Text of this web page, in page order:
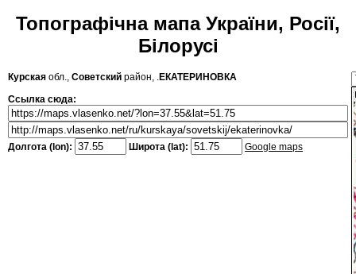
Топографічна мапа України, Росії,
Білорусі
Курская обл., Советский район, .ЕКАТЕРИНОВКА
Ссылка сюда:
Долгота (lon): Широта (lat): Google maps